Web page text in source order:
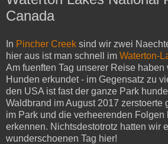
Canada
In Pincher Creek sind wir zwei
hier aus ist man schnell im Waterton-
Am fuenften Tag unserer Reise
Hunden erkundet - im Gegensatz zu
den USA ist fast der ganze Park
Waldbrand im August 2017 zerstoerte
im Park und die verheerenden Folgen
erkennen. Nichtsdestotrotz hatten wir
wunderschoenen Tag hier!